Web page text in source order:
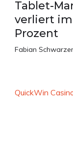
Tablet-
verliert im
Prozent
Fabian
QuickWin